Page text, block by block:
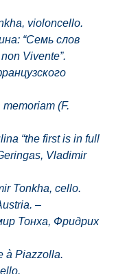
violoncello.
“Семь слов
Vivente”.
(F.
“the first is in full
Vladimir
Tonkha, cello.
–
Тонха, Фридрих
à Piazzolla.